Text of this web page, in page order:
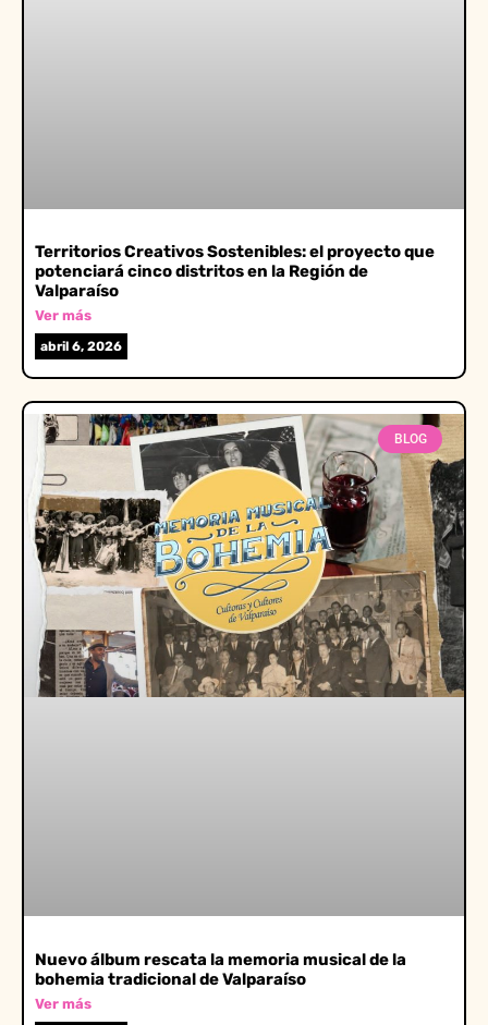
Territorios Creativos Sostenibles: el proyecto que
potenciará cinco distritos en la Región de
Valparaíso
Ver más
abril 6, 2026
BLOG
Nuevo álbum rescata la memoria musical de la
bohemia tradicional de Valparaíso
Ver más